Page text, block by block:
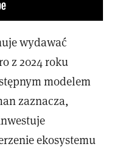
wydawać
z 2024 roku
modelem
zaznacza,
ekosystemu